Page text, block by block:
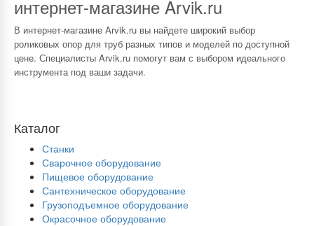
интернет-магазине Arvik.ru
В интернет-магазине Arvik.ru вы найдете широкий выбор
роликовых опор для труб разных типов и моделей по доступной
цене. Специалисты Arvik.ru помогут вам с выбором идеального
инструмента под ваши задачи.
Каталог
Станки
Сварочное оборудование
Пищевое оборудование
Сантехническое оборудование
Грузоподъемное оборудование
Окрасочное оборудование